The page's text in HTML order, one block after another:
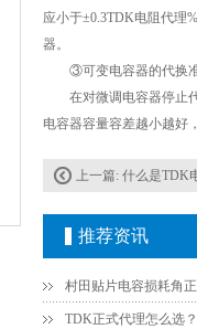
应小于±0.3TDK电阻代理
器。
③可变电容器的代换准
在对微调电容器停止代
电容器容量容差越小越好
上一篇: 什么是TDK
推荐资讯